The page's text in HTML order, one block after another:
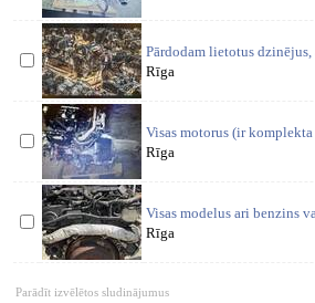
Pārdodam lietotus
Rīga
Visas motorus (ir
Rīga
Visas modelus ari benzins
Rīga
Parādīt izvēlētos sludinājumus